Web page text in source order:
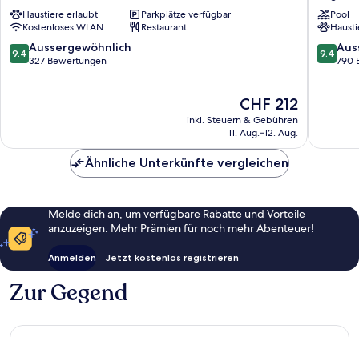
Altstadt/Stadtzentrum
Haustiere erlaubt
Parkplätze verfügbar
Kostenloses WLAN
Restaurant
9.4
von
9.4 Aussergewöhnlich
327 Bewertungen
Der
Preis
beträgt
CHF 212
inkl. Steuern & Gebühren
11. Aug.–12. Aug.
Bagno
a
Ripoli
Pool
9.4
von
9.4
790
Ähnliche Unterkünfte vergleichen
Melde dich an, um verfügbare Rabatte und Vorteile
anzuzeigen. Mehr Prämien für noch mehr Abenteuer!
Anmelden Jetzt kostenlos registrieren
Zur Gegend